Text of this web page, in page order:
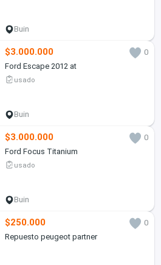
Buin
$3.000.000
0
Ford Escape 2012 at
usado
Buin
$3.000.000
0
Ford Focus Titanium
usado
Buin
$250.000
0
Repuesto peugeot partner